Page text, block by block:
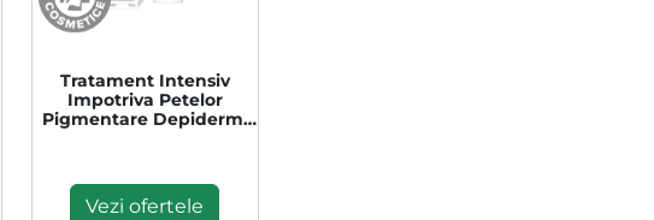
Tratament Intensiv
Impotriva Petelor
Pigmentare Depiderm,
Vezi ofertele